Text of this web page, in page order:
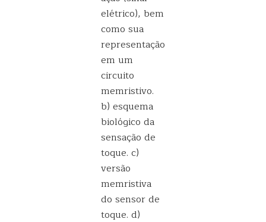
elétrico), bem
como sua
representação
em um
circuito
memristivo.
b) esquema
biológico da
sensação de
toque. c)
versão
memristiva
do sensor de
toque. d)